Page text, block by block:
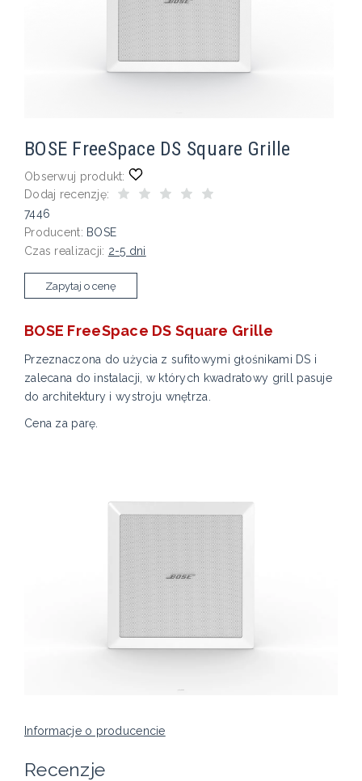
BOSE FreeSpace DS Square Grille
Obserwuj produkt:
Dodaj recenzję:
7446
Producent: BOSE
Czas realizacji: 2-5 dni
Zapytaj o cenę
BOSE FreeSpace DS Square Grille
Przeznaczona do użycia z sufitowymi głośnikami DS i
zalecana do instalacji, w których kwadratowy grill pasuje
do architektury i wystroju wnętrza.
Cena za parę.
Informacje o producencie
Recenzje